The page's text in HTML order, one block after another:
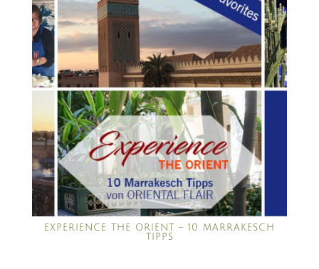
EXPERIENCE THE ORIENT – 10 MARRAKESCH
TIPPS